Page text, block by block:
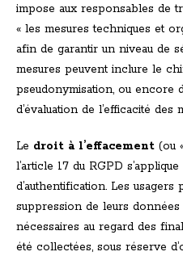
impose aux responsables de
« les mesures techniques et
afin de garantir un niveau de
mesures peuvent inclure le
pseudonymisation, ou encore
d’évaluation de l’efficacité des
Le droit à l’effacement (ou
l’article 17 du RGPD
d’authentification. Les
suppression de leurs
nécessaires au regard des
été collectées, sous réserve